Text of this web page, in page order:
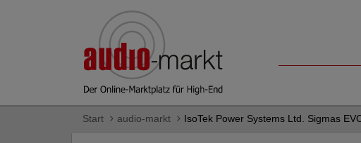
Start audio-markt IsoTek Power Systems Ltd. Sigmas